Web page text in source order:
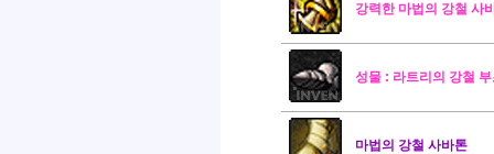
강력한 마법의 강철 사
성물 : 라트리의 강철
마법의 강철 사바톤